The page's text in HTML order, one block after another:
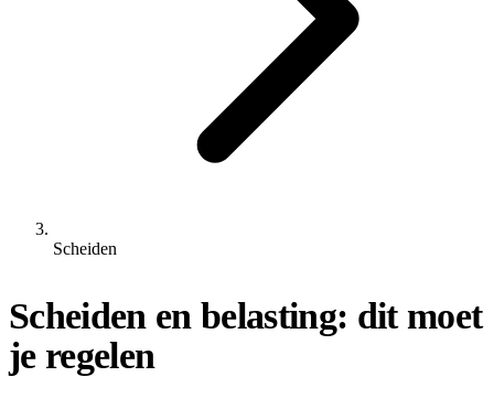
Scheiden
Scheiden en belasting: dit moet
je regelen